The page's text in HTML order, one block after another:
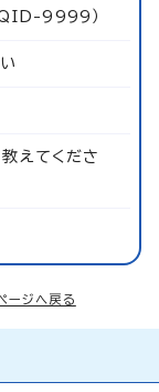
9999）
えてくださ
ージへ戻る